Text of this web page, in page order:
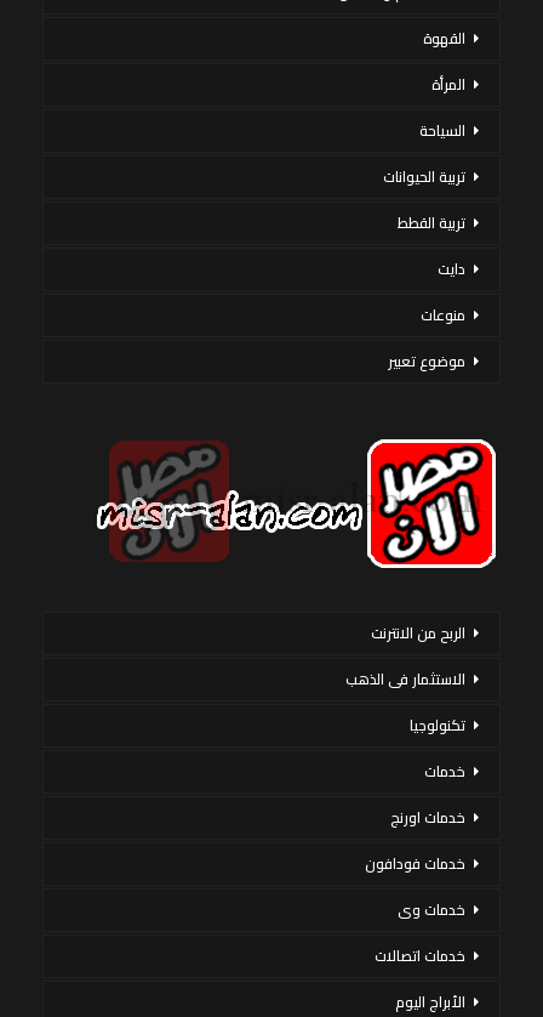
القهوة
المرأة
السياحة
تربية الحيوانات
تربية القطط
دايت
منوعات
موضوع تعبير
الربح من الانترنت
الاستثمار فى الذهب
تكنولوجيا
خدمات
خدمات اورنج
خدمات فودافون
خدمات وى
خدمات اتصالات
الأبراج اليوم